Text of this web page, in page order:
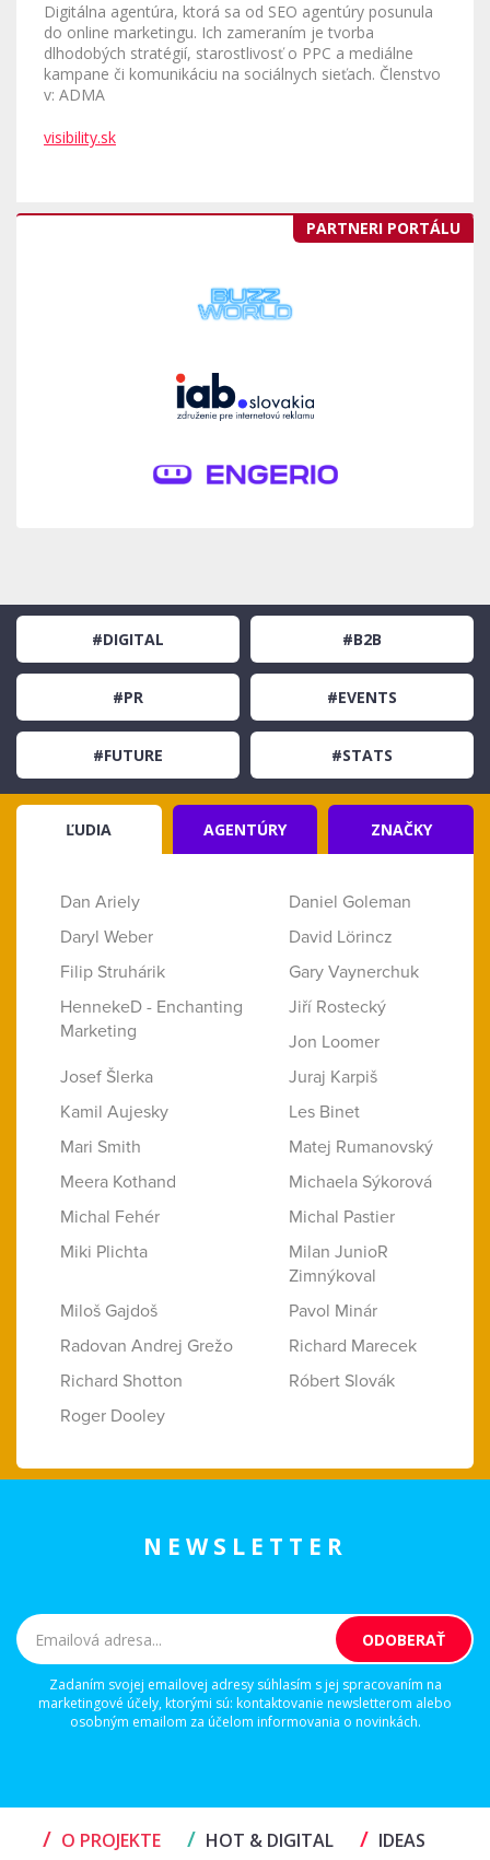
Digitálna agentúra, ktorá sa od SEO agentúry posunula
do online marketingu. Ich zameraním je tvorba
dlhodobých stratégií, starostlivosť o PPC a mediálne
kampane či komunikáciu na sociálnych sieťach. Členstvo
v: ADMA
visibility.sk
PARTNERI PORTÁLU
#DIGITAL #B2B
#PR #EVENTS
#FUTURE #STATS
ĽUDIA AGENTÚRY ZNAČKY
Dan Ariely
Daniel Goleman
Daryl Weber
David Lörincz
Filip Struhárik
Gary Vaynerchuk
HennekeD - Enchanting
Marketing
Jiří Rostecký
Jon Loomer
Josef Šlerka
Juraj Karpiš
Kamil Aujesky
Les Binet
Mari Smith
Matej Rumanovský
Meera Kothand
Michaela Sýkorová
Michal Fehér
Michal Pastier
Miki Plichta
Milan JunioR
Zimnýkoval
Miloš Gajdoš
Pavol Minár
Radovan Andrej Grežo
Richard Marecek
Richard Shotton
Róbert Slovák
Roger Dooley
NEWSLETTER
Zadaním svojej emailovej adresy súhlasím s jej spracovaním na
marketingové účely, ktorými sú: kontaktovanie newsletterom alebo
osobným emailom za účelom informovania o novinkách.
/ O PROJEKTE / HOT & DIGITAL / IDEAS